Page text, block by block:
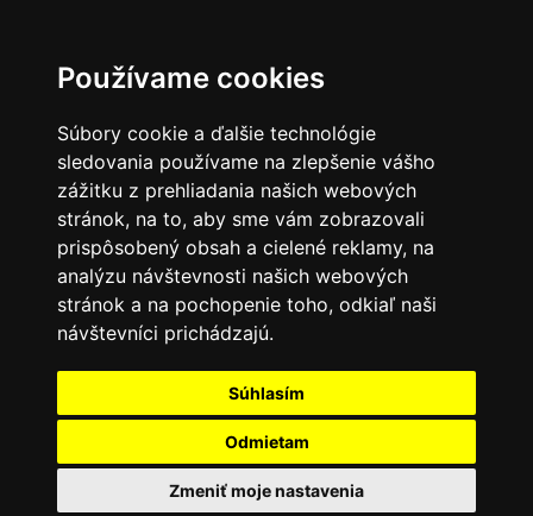
Používame cookies
Súbory cookie a ďalšie technológie
sledovania používame na zlepšenie vášho
zážitku z prehliadania našich webových
stránok, na to, aby sme vám zobrazovali
prispôsobený obsah a cielené reklamy, na
analýzu návštevnosti našich webových
stránok a na pochopenie toho, odkiaľ naši
návštevníci prichádzajú.
Súhlasím
Odmietam
Zmeniť moje nastavenia